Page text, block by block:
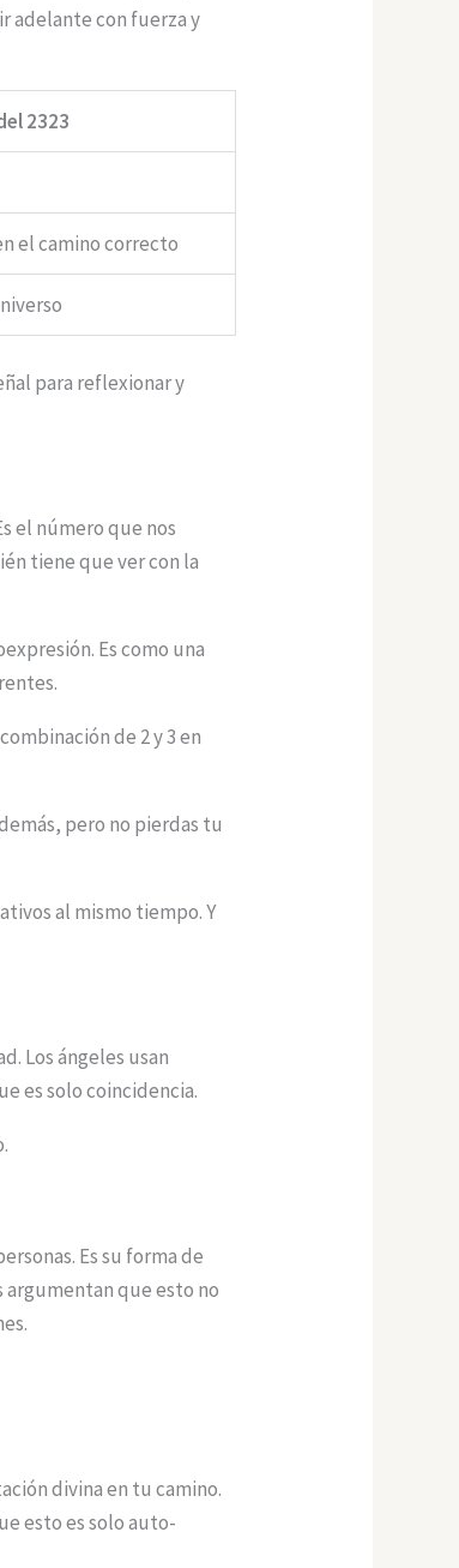
adelante con fuerza y
2323
el camino correcto
para reflexionar y
el número que nos
tiene que ver con la
Es como una
de 2 y 3 en
pero no pierdas tu
al mismo tiempo. Y
Los ángeles usan
es solo coincidencia.
Es su forma de
argumentan que esto no
divina en tu camino.
esto es solo auto-